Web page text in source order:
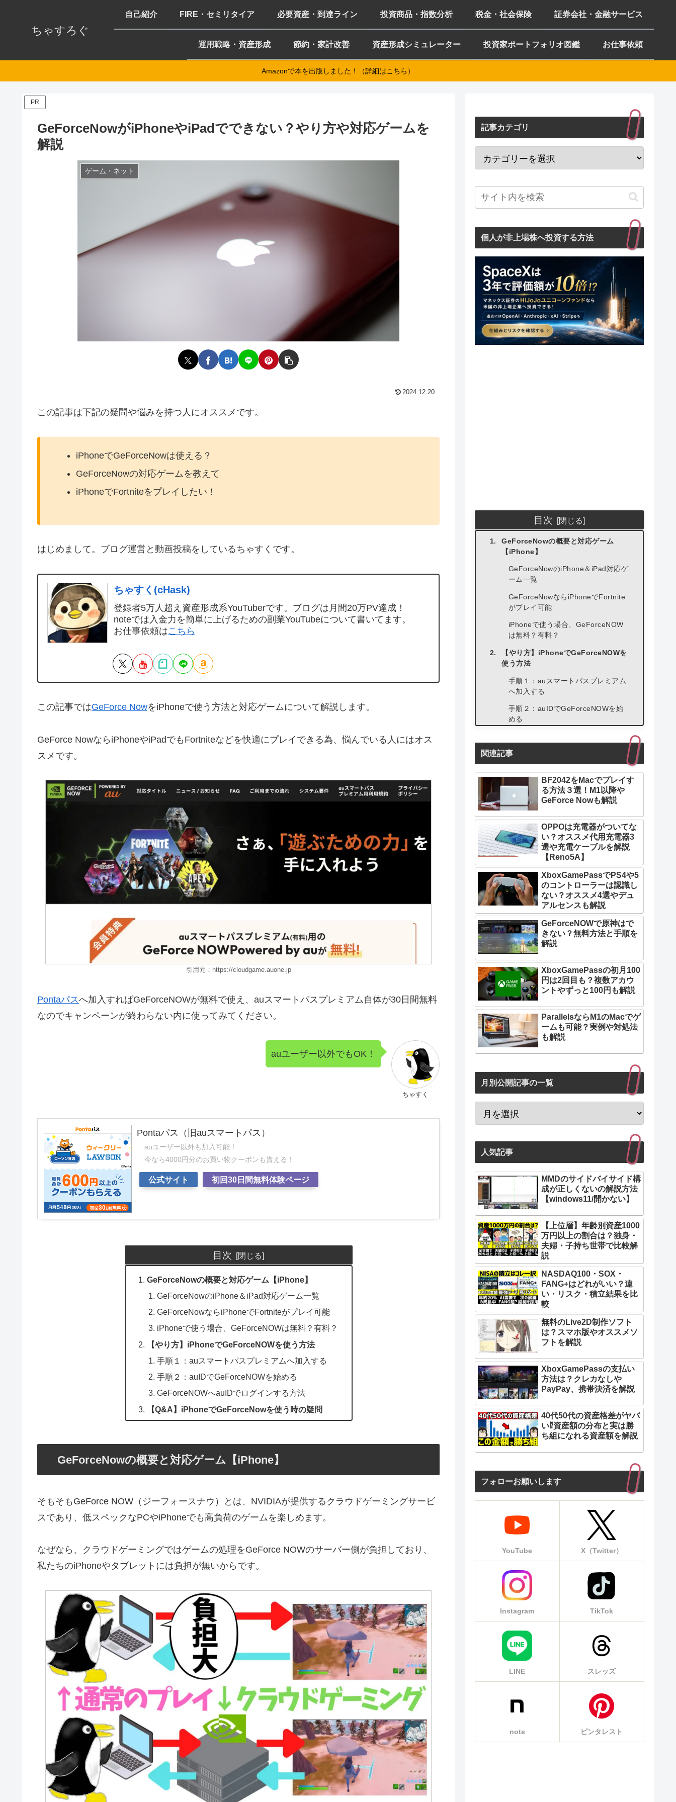
ちゃすろぐ
自己紹介 FIRE・セミリタイア 必要資産・到達ライン 投資商品・指数分析 税金・社会保険 証券会社・金融サービス
運用戦略・資産形成 節約・家計改善 資産形成シミュレーター 投資家ポートフォリオ図鑑 お仕事依頼
Amazonで本を出版しました！（詳細はこちら）
PR
GeForceNowがiPhoneやiPadでできない？やり方や対応ゲームを
解説
ゲーム・ネット
2024.12.20
この記事は下記の疑問や悩みを持つ人にオススメです。
iPhoneでGeForceNowは使える？
GeForceNowの対応ゲームを教えて
iPhoneでFortniteをプレイしたい！
はじめまして。ブログ運営と動画投稿をしているちゃすくです。
ちゃすく(cHask)
登録者5万人超え資産形成系YouTuberです。ブログは月間20万PV達成！
noteでは入金力を簡単に上げるための副業YouTubeについて書いてます。
お仕事依頼はこちら
この記事ではGeForce NowをiPhoneで使う方法と対応ゲームについて解説します。
GeForce NowならiPhoneやiPadでもFortniteなどを快適にプレイできる為、悩んでいる人にはオス
スメです。
引用元：https://cloudgame.auone.jp
Pontaパスへ加入すればGeForceNOWが無料で使え、auスマートパスプレミアム自体が30日間無料
なのでキャンペーンが終わらない内に使ってみてください。
ちゃすく
auユーザー以外でもOK！
Pontaパス（旧auスマートパス）
auユーザー以外も加入可能！
今なら4000円分のお買い物クーポンも貰える！
公式サイト 初回30日間無料体験ページ
目次
GeForceNowの概要と対応ゲーム【iPhone】
GeForceNowのiPhone＆iPad対応ゲーム一覧
GeForceNowならiPhoneでFortniteがプレイ可能
iPhoneで使う場合、GeForceNOWは無料？有料？
【やり方】iPhoneでGeForceNOWを使う方法
手順１：auスマートパスプレミアムへ加入する
手順２：auIDでGeForceNOWを始める
GeForceNOWへauIDでログインする方法
【Q&A】iPhoneでGeForceNowを使う時の疑問
GeForceNowの概要と対応ゲーム【iPhone】
そもそもGeForce NOW（ジーフォースナウ）とは、NVIDIAが提供するクラウドゲーミングサービ
スであり、低スペックなPCやiPhoneでも高負荷のゲームを楽しめます。
なぜなら、クラウドゲーミングではゲームの処理をGeForce NOWのサーバー側が負担しており、
私たちのiPhoneやタブレットには負担が無いからです。
記事カテゴリ
個人が非上場株へ投資する方法
目次
GeForceNowの概要と対応ゲーム
【iPhone】
GeForceNowのiPhone＆iPad対応ゲ
ーム一覧
GeForceNowならiPhoneでFortnite
がプレイ可能
iPhoneで使う場合、GeForceNOW
は無料？有料？
【やり方】iPhoneでGeForceNOWを
使う方法
手順１：auスマートパスプレミアム
へ加入する
手順２：auIDでGeForceNOWを始
める
【Q&A】iPhoneでGeForceNowを使
う時の疑問
関連記事
BF2042をMacでプレイす
る方法３選！M1以降や
GeForce Nowも解説
OPPOは充電器がついてな
い？オススメ代用充電器3
選や充電ケーブルを解説
【Reno5A】
XboxGamePassでPS4や5
のコントローラーは認識し
ない？オススメ4選やデュ
アルセンスも解説
GeForceNOWで原神はで
きない？無料方法と手順を
解説
XboxGamePassの初月100
円は2回目も？複数アカウ
ントやずっと100円も解説
ParallelsならM1のMacでゲ
ームも可能？実例や対処法
も解説
月別公開記事の一覧
人気記事
MMDのサイドバイサイド構
成が正しくないの解説方法
【windows11/開かない】
【上位層】年齢別資産1000
万円以上の割合は？独身・
夫婦・子持ち世帯で比較解
説
NASDAQ100・SOX・
FANG+はどれがいい？違
い・リスク・積立結果を比
較
無料のLive2D制作ソフト
は？スマホ版やオススメソ
フトを解説
XboxGamePassの支払い
方法は？クレカなしや
PayPay、携帯決済を解説
40代50代の資産格差がヤバ
い⁉︎資産額の分布と実は勝
ち組になれる資産額を解説
フォローお願いします
YouTube X（Twitter）
Instagram TikTok
LINE スレッズ
note ピンタレスト